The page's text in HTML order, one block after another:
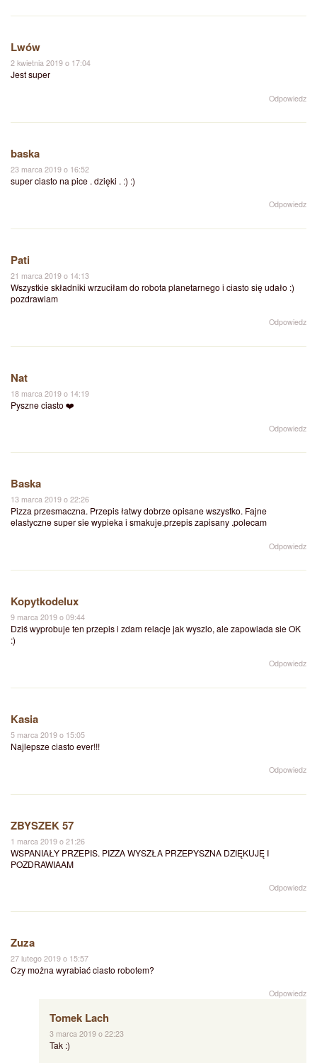
Lwów
2 kwietnia 2019 o 17:04
Jest super
Odpowiedz
baska
23 marca 2019 o 16:52
super ciasto na pice . dzięki . :) :)
Odpowiedz
Pati
21 marca 2019 o 14:13
Wszystkie składniki wrzuciłam do robota planetarnego i ciasto się udało :)
pozdrawiam
Odpowiedz
Nat
18 marca 2019 o 14:19
Pyszne ciasto ❤️
Odpowiedz
Baska
13 marca 2019 o 22:26
Pizza przesmaczna. Przepis łatwy dobrze opisane wszystko. Fajne
elastyczne super sie wypieka i smakuje.przepis zapisany .polecam
Odpowiedz
Kopytkodelux
9 marca 2019 o 09:44
Dziś wyprobuje ten przepis i zdam relacje jak wyszlo, ale zapowiada sie OK
:)
Odpowiedz
Kasia
5 marca 2019 o 15:05
Najlepsze ciasto ever!!!
Odpowiedz
ZBYSZEK 57
1 marca 2019 o 21:26
WSPANIAŁY PRZEPIS. PIZZA WYSZŁA PRZEPYSZNA DZIĘKUJĘ I
POZDRAWIAAM
Odpowiedz
Zuza
27 lutego 2019 o 15:57
Czy można wyrabiać ciasto robotem?
Odpowiedz
Tomek Lach
3 marca 2019 o 22:23
Tak :)